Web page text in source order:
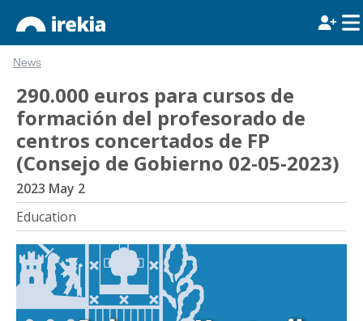
News
290.000 euros para cursos de
formación del profesorado de
centros concertados de FP
(Consejo de Gobierno 02-05-2023)
2023 May 2
Education